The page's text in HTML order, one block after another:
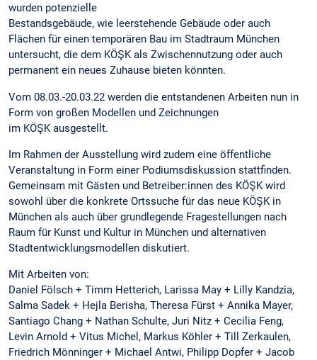
wurden potenzielle
Bestandsgebäude, wie leerstehende Gebäude oder auch
Flächen für einen temporären Bau im Stadtraum München
untersucht, die dem KÖŞK als Zwischennutzung oder auch
permanent ein neues Zuhause bieten könnten.
Vom 08.03.-20.03.22 werden die entstandenen Arbeiten nun in
Form von großen Modellen und Zeichnungen
im KÖŞK ausgestellt.
Im Rahmen der Ausstellung wird zudem eine öffentliche
Veranstaltung in Form einer Podiumsdiskussion stattfinden.
Gemeinsam mit Gästen und Betreiber:innen des KÖŞK wird
sowohl über die konkrete Ortssuche für das neue KÖŞK in
München als auch über grundlegende Fragestellungen nach
Raum für Kunst und Kultur in München und alternativen
Stadtentwicklungsmodellen diskutiert.
Mit Arbeiten von:
Daniel Fölsch + Timm Hetterich, Larissa May + Lilly Kandzia,
Salma Sadek + Hejla Berisha, Theresa Fürst + Annika Mayer,
Santiago Chang + Nathan Schulte, Juri Nitz + Cecilia Feng,
Levin Arnold + Vitus Michel, Markus Köhler + Till Zerkaulen,
Friedrich Mönninger + Michael Antwi, Philipp Dopfer + Jacob